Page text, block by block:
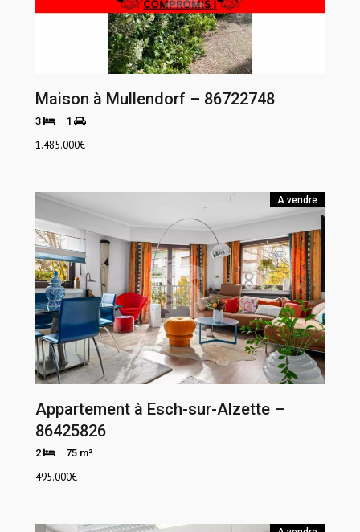
Maison à Mullendorf – 86722748
3 1
1.485.000€
A vendre
Appartement à Esch-sur-Alzette –
86425826
2 75 m²
495.000€